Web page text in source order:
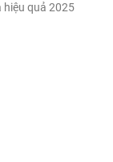
hiệu quả 2025